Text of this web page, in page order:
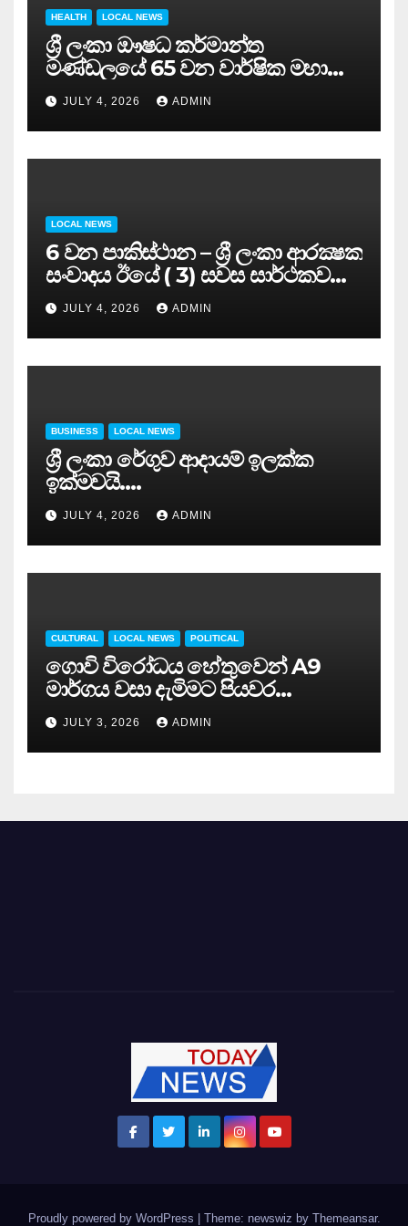
HEALTH LOCAL NEWS
ශ්‍රී ලංකා ඖෂධ කර්මාන්ත
මණ්ඩලයේ 65 වන වාර්ෂික මහා
සමුළුව සෞඛ්‍ය නියෝජ්‍ය
අමාත්‍යවරයාගේ ප්‍රධානත්වයෙන්……
JULY 4, 2026 ADMIN
LOCAL NEWS
6 වන පාකිස්ථාන – ශ්‍රී ලංකා ආරක්‍ෂක
සංවාදය ඊයේ ( 3) සවස සාර්ථකව
අවසන් කරයි..
JULY 4, 2026 ADMIN
BUSINESS LOCAL NEWS
ශ්‍රී ලංකා රේගුව ආදායම් ඉලක්ක
ඉක්මවයි….
JULY 4, 2026 ADMIN
CULTURAL LOCAL NEWS POLITICAL
ගොවි විරෝධය හේතුවෙන් A9
මාර්ගය වසා දැමිමට පියවර…
JULY 3, 2026 ADMIN
Proudly powered by WordPress Theme: newswiz by Themeansar.